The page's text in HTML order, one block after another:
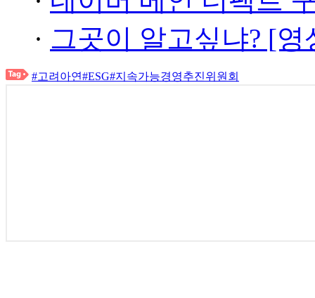
· 그곳이 알고싶냐? [
#고려아연#ESG#지속가능경영추진위원회